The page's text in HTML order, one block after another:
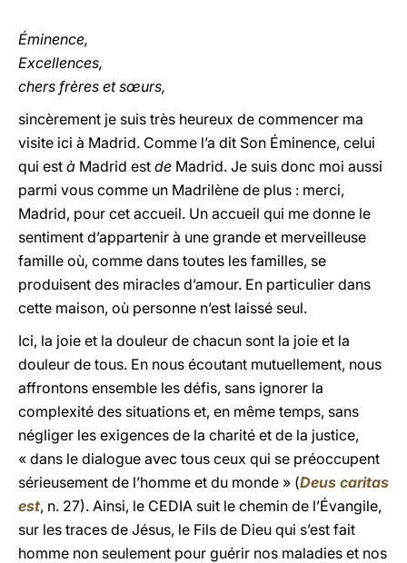
Éminence,
Excellences,
chers frères et sœurs,
sincèrement je suis très heureux de commencer ma
visite ici à Madrid. Comme l’a dit Son Éminence, celui
qui est à Madrid est de Madrid. Je suis donc moi aussi
parmi vous comme un Madrilène de plus : merci,
Madrid, pour cet accueil. Un accueil qui me donne le
sentiment d’appartenir à une grande et merveilleuse
famille où, comme dans toutes les familles, se
produisent des miracles d’amour. En particulier dans
cette maison, où personne n’est laissé seul.
Ici, la joie et la douleur de chacun sont la joie et la
douleur de tous. En nous écoutant mutuellement, nous
affrontons ensemble les défis, sans ignorer la
complexité des situations et, en même temps, sans
négliger les exigences de la charité et de la justice,
« dans le dialogue avec tous ceux qui se préoccupent
sérieusement de l’homme et du monde » (Deus caritas
est, n. 27). Ainsi, le CEDIA suit le chemin de l’Évangile,
sur les traces de Jésus, le Fils de Dieu qui s’est fait
homme non seulement pour guérir nos maladies et nos